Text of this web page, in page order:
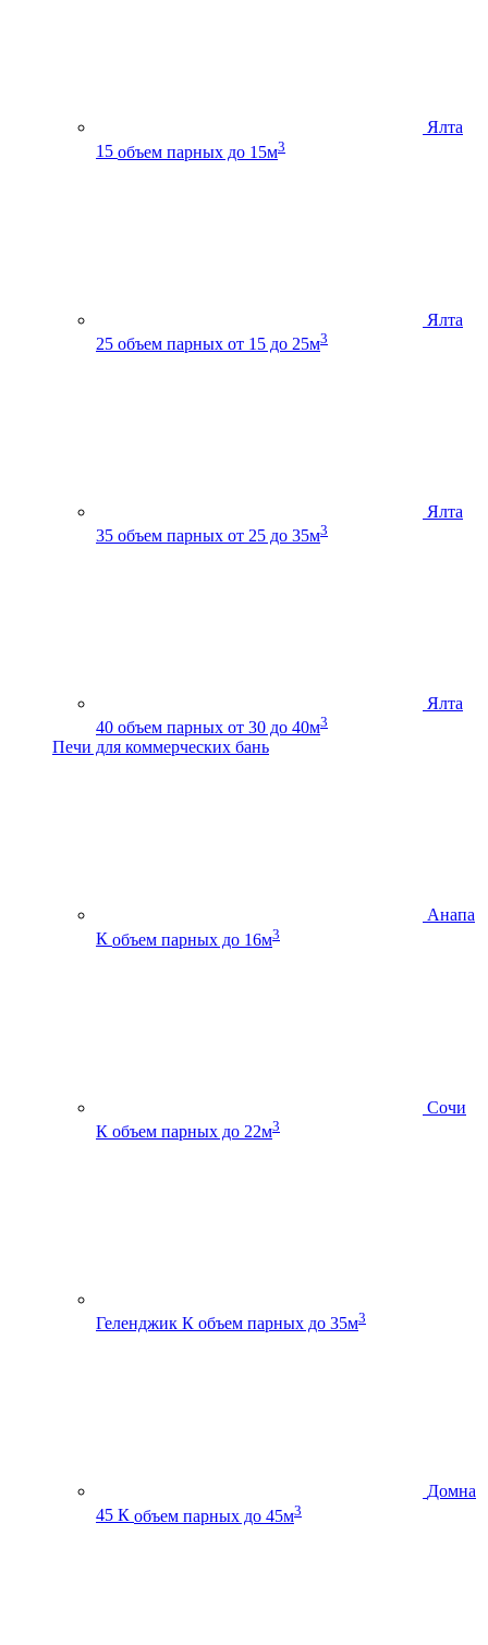
Ялта
15 объем парных до 15м3
Ялта
25 объем парных от 15 до 25м3
Ялта
35 объем парных от 25 до 35м3
Ялта
40 объем парных от 30 до 40м3
Печи для коммерческих бань
Анапа
К объем парных до 16м3
Сочи
К объем парных до 22м3
Геленджик К объем парных до 35м3
Домна
45 К объем парных до 45м3